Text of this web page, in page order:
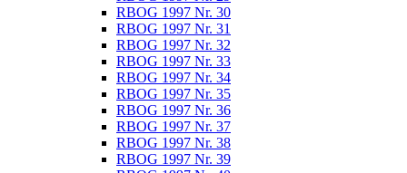
RBOG 1997 Nr. 30
RBOG 1997 Nr. 31
RBOG 1997 Nr. 32
RBOG 1997 Nr. 33
RBOG 1997 Nr. 34
RBOG 1997 Nr. 35
RBOG 1997 Nr. 36
RBOG 1997 Nr. 37
RBOG 1997 Nr. 38
RBOG 1997 Nr. 39